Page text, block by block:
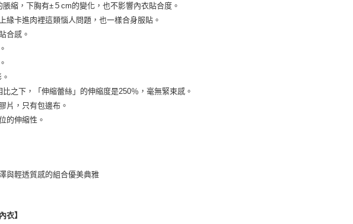
縮，下胸有±５cm的變化，也不影響內衣貼合度。
緣卡進肉裡這類惱人問題，也一樣合身服貼。
合感。
之下，「伸縮蕾絲」的伸縮度是250％，毫無緊束感。
片，只有包邊布。
的伸縮性。
與輕透質感的組合優美典雅
衣】